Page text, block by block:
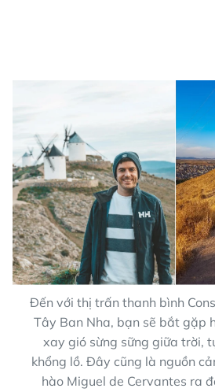
Đến với thị trấn thanh bình
Tây Ban Nha, bạn sẽ bắt gặp
xay gió sừng sững giữa trời,
khổng lồ. Đây cũng là nguồn
hào Miguel de Cervantes ra